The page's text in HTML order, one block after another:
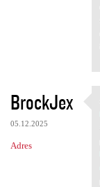
BrockJex
05.12.2025
Adres